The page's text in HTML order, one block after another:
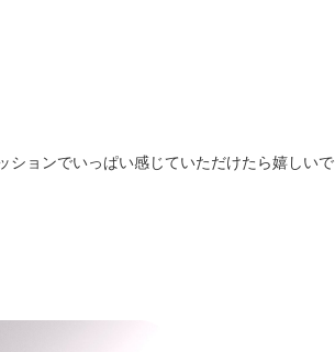
ションでいっぱい感じていただけたら嬉しいで